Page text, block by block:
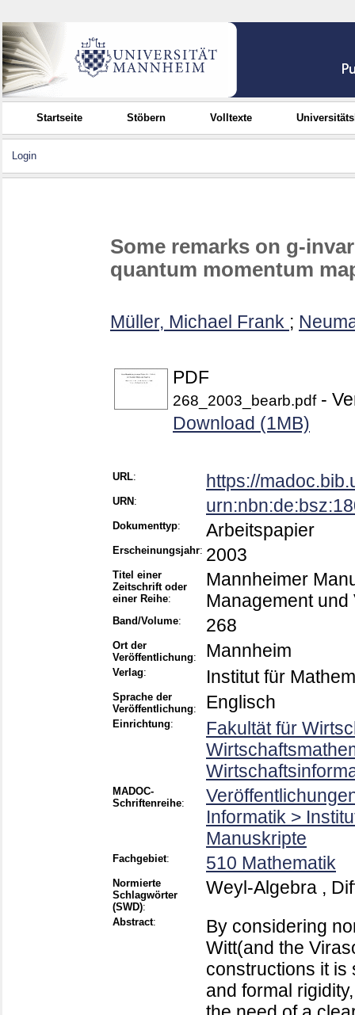
Startseite Stöbern Volltexte
Login
Some remarks on g-
quantum momentum
Müller, Michael Frank ;
PDF
268_2003_bearb.pdf-
Download (1MB)
URL: https://
URN :
Dokumenttyp: Arbeitspapier
Erscheinungsjahr: 2003
Titel einer
Zeitschrift oder
einer Reihe:
Mannheimer
Management
Band/Volume: 268
Ort der
Veröffentlichung: Mannheim
Verlag: Institut für
Sprache der
Veröffentlichung: Englisch
Einrichtung:
Fakultät für
MADOC-
Schriftenreihe:
Informatik >
Manuskripte
Fachgebiet: 510 Mathematik
Normierte
Schlagwörter
(SWD):
Weyl-Algebra ,
Abstract:
By considering
Witt(and the
constructions it is
and formal